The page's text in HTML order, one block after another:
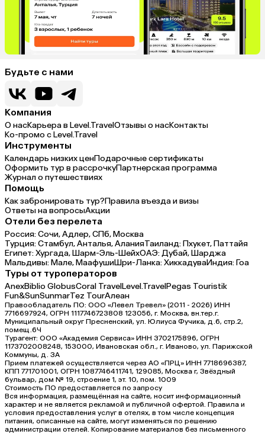
Будьте с нами
Компания
О насКарьера в Level.TravelОтзывы о насКонтакты
Ко-промо с Level.Travel
Инструменты
Календарь низких ценПодарочные сертификаты
Оформить тур в рассрочкуПартнерская программа
Журнал о путешествиях
Помощь
Как забронировать тур?Правила въезда и визы
Ответы на вопросыАкции
Отели без перелета
Россия:Сочи,Адлер,СПб,Москва
Турция:Стамбул,Анталья,АланияТаиланд:Пхукет,Паттайя
Египет:Хургада,Шарм-Эль-ШейхОАЭ:Дубай,Шарджа
Мальдивы:Мале,МаафушиШри-Ланка:ХиккадуваИндия:Гоа
Туры от туроператоров
AnexBiblio GlobusCoral TravelLevel.TravelPegas Touristik
Fun&SunSunmarTez TourАлеан
Правообладатель ПО: ООО «Левел Тревел» (2011 - 2026) ИНН
7716697924, ОГРН 1117746723808 123056, г. Москва, вн.тер.г.
Муниципальный округ Пресненский, ул. Юлиуса Фучика, д.6, стр.2,
помещ.6Ч
Турагент: ООО «Академия Сервиса» ИНН 3702175896, ОГРН
1173702008248, 153000, Ивановская обл., г. Иваново, ул. Парижской
Коммуны, д. ЗА
Прием платежей осуществляется через АО «ПРЦ» ИНН 7718696387,
КПП 771701001, ОГРН 1087746411741, 129085, Москва г, Звёздный
бульвар, дом № 19, строение 1, эт. 10, пом. 1009
Стоимость ПО предоставляется по запросу
Вся информация, размещённая на сайте, носит информационный
характер и не является рекламой и публичной офертой. Правила и
условия предоставления услуг в отелях, в том числе концепция
питания, описанные на сайте, могут изменяться по решению
администрации отелей. Копирование материалов без письменного